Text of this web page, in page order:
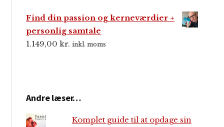
Find din passion og kerneværdier +
personlig samtale
1.149,00kr. inkl. moms
Andre læser…
Komplet guide til at opdage sin